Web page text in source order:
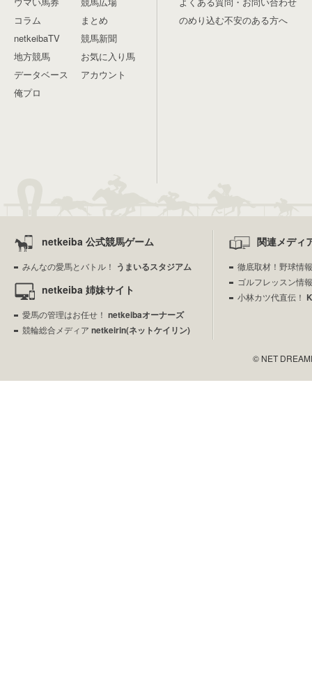
コラム
netkeibaTV
地方競馬
データベース
俺プロ
まとめ
競馬新聞
お気に入り馬
アカウント
のめり込む不安のある方へ
netkeiba 公式競馬ゲーム
みんなの愛馬とバトル！ うまいるスタジアム
netkeiba 姉妹サイト
愛馬の管理はお任せ！ netkeibaオーナーズ
競輪総合メディア netkeirin(ネットケイリン)
関連メディ
徹底取材！野球情
ゴルフレッスン情
小林カツ代直伝！
© NET